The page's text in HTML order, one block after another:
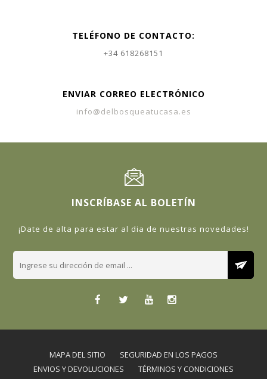
TELÉFONO DE CONTACTO:
+34 618268151
ENVIAR CORREO ELECTRÓNICO
info@delbosqueatucasa.es
INSCRÍBASE AL BOLETÍN
¡Date de alta para estar al dia de nuestras novedades!
MAPA DEL SITIO
SEGURIDAD EN LOS PAGOS
ENVIOS Y DEVOLUCIONES
TÉRMINOS Y CONDICIONES